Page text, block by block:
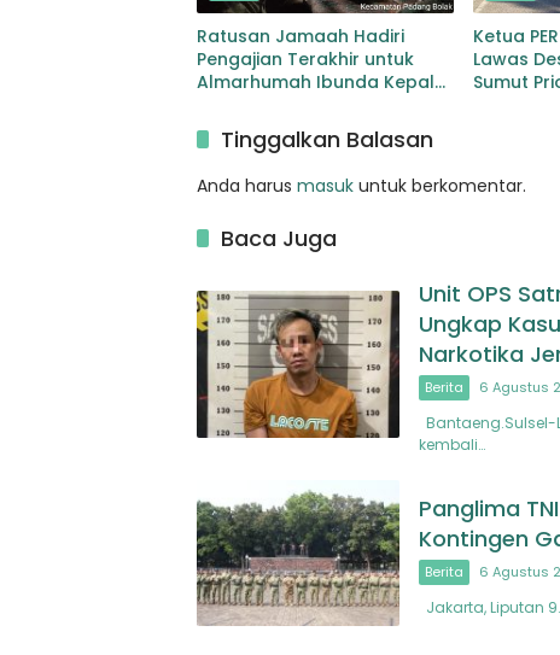
Ratusan Jamaah Hadiri
Pengajian Terakhir untuk
Almarhumah Ibunda Kepala
Ketua
Lawas
Sumut
Tinggalkan Balasan
Anda harus masuk untuk berkomentar.
Baca Juga
Unit OPS
Ungkap
Narkotika
Berita 6 Agustus
Bantaeng.Sulsel-
kembali…
Panglima
Kontingen
Berita 6 Agustus
Jakarta, Liputan